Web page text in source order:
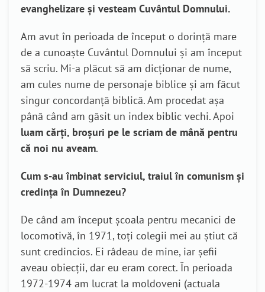
evanghelizare și vesteam Cuvântul Domnului.
Am avut în perioada de început o dorință mare
de a cunoaște Cuvântul Domnului și am început
să scriu. Mi-a plăcut să am dicționar de nume,
am cules nume de personaje biblice și am făcut
singur concordanță biblică. Am procedat așa
până când am găsit un index biblic vechi. Apoi
luam cărți, broșuri pe le scriam de mână pentru
că noi nu aveam.
Cum s-au îmbinat serviciul, traiul în comunism și
credința în Dumnezeu?
De când am început școala pentru mecanici de
locomotivă, în 1971, toți colegii mei au știut că
sunt credincios. Ei râdeau de mine, iar șefii
aveau obiecții, dar eu eram corect. În perioada
1972-1974 am lucrat la moldoveni (actuala